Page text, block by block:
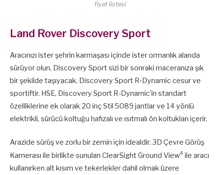
fiyat listesi
Land Rover Discovery Sport
Aracınızı ister şehrin karmaşası içinde ister ormanlık alanda
sürüyor olun, Discovery Sport sizi bir sonraki maceranıza şık
bir şekilde taşıyacak. Discovery Sport R‑Dynamic cesur ve
sportiftir. HSE, Discovery Sport R-Dynamic’in standart
özelliklerine ek olarak 20 inç Stil 5089 jantlar ve 14 yönlü
elektrikli, sürücü koltuğu hafızalı ve ısıtmalı ön koltukları içerir.
Arazide sürüş ve zorlu bir zemin için idealdir. 3D Çevre Görüş
Kamerası ile birlikte sunulan ClearSight Ground View4 ile aracı
kullanırken alt kısım ve tekerlekler dahil olmak üzere